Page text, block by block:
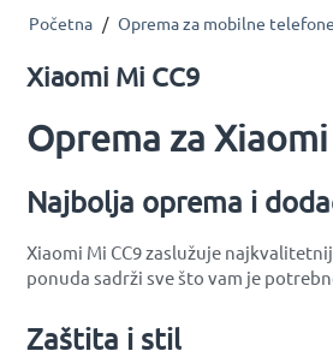
Početna / Oprema za mobilne telefone
Xiaomi Mi CC9
Oprema za
Najbolja oprema i
Xiaomi Mi CC9 zaslužuje
ponuda sadrži sve što vam je
Zaštita i stil